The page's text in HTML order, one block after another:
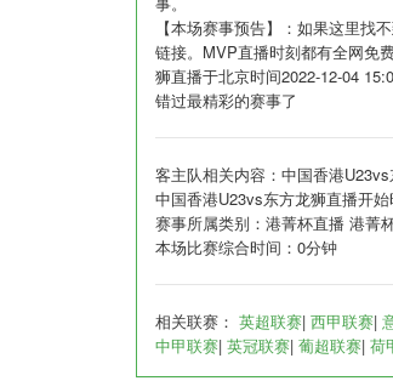
【本场赛事预告】：如果这里找
链接。MVP直播时刻都有全网免
狮直播于北京时间2022-12-04
错过最精彩的赛事了
客主队相关内容：中国香港
中国香港U23vs东方龙狮直播开
赛事所属类别：港菁杯直播 港菁
本场比赛综合时间：0分钟
相关联赛： 英超联赛| 西甲联赛|
中甲联赛| 英冠联赛| 葡超联赛| 荷